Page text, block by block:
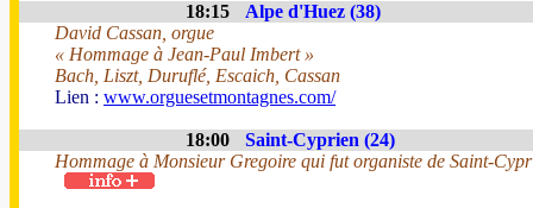
18:15
Alpe d'Huez (38)
David Cassan, orgue
« Hommage à Jean-Paul Imbert »
Bach, Liszt, Duruflé, Escaich, Cassan
Lien : www.orguesetmontagnes.com/
18:00
Saint-Cyprien (24)
Hommage à Monsieur Gregoire qui fut organiste de Saint-